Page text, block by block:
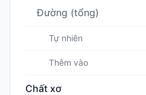
Đường (tổng)
Tự nhiên
Thêm vào
Chất xơ